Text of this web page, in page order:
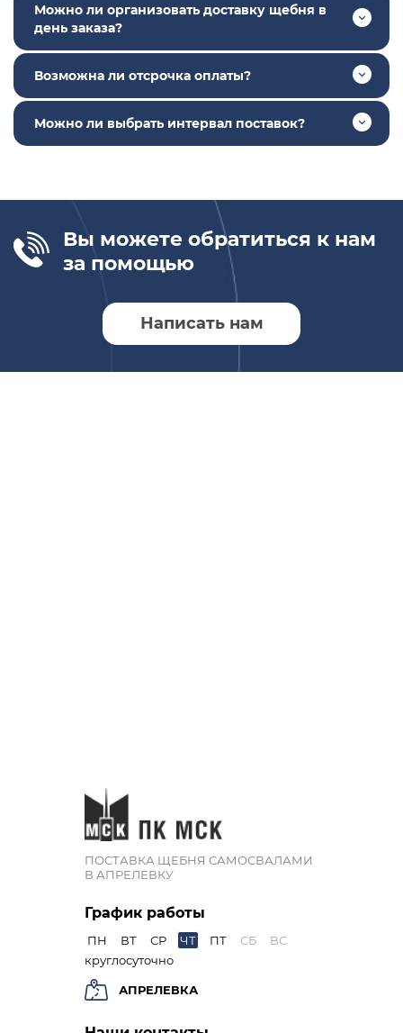
Можно ли организовать доставку щебня в
день заказа?
Возможна ли отсрочка оплаты?
Можно ли выбрать интервал поставок?
Вы можете обратиться к нам
за помощью
Написать нам
ПОСТАВКА ЩЕБНЯ САМОСВАЛАМИ
В АПРЕЛЕВКУ
График работы
ПН ВТ СР
ЧТ
круглосуточно
ПТ СБ ВС
АПРЕЛЕВКА